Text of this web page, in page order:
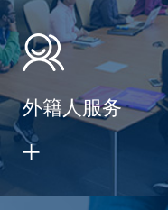
外籍人服务